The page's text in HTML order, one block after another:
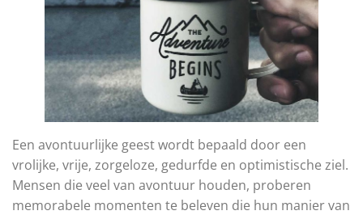
Een avontuurlijke geest wordt bepaald door een
vrolijke, vrije, zorgeloze, gedurfde en optimistische ziel.
Mensen die veel van avontuur houden, proberen
memorabele momenten te beleven die hun manier van